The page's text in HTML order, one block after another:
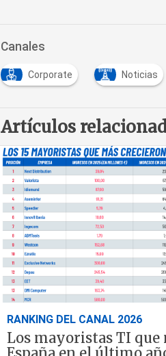
Canales
Corporate Noticias
Artículos
RANKING DEL CANAL 2026
Los mayoristas TI que